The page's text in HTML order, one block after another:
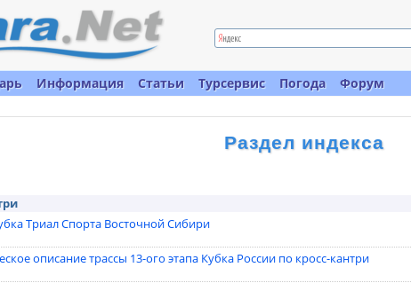
Информация Статьи Турсервис Погода Форум
Раздел индекса
Триал Cпорта Восточной Сибири
описание трассы 13-ого этапа Кубка России по кросс-кантри